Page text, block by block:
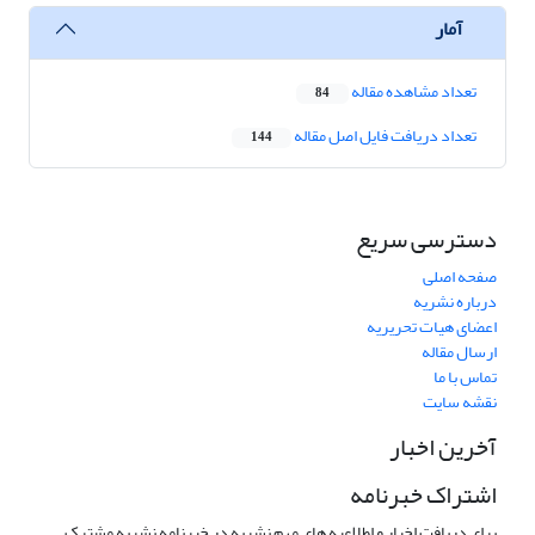
آمار
تعداد مشاهده مقاله 84
تعداد دریافت فایل اصل مقاله 144
دسترسی سریع
صفحه اصلی
درباره نشریه
اعضای هیات تحریریه
ارسال مقاله
تماس با ما
نقشه سایت
آخرین اخبار
اشتراک خبرنامه